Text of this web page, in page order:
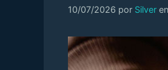
10/07/2026 por Silver en